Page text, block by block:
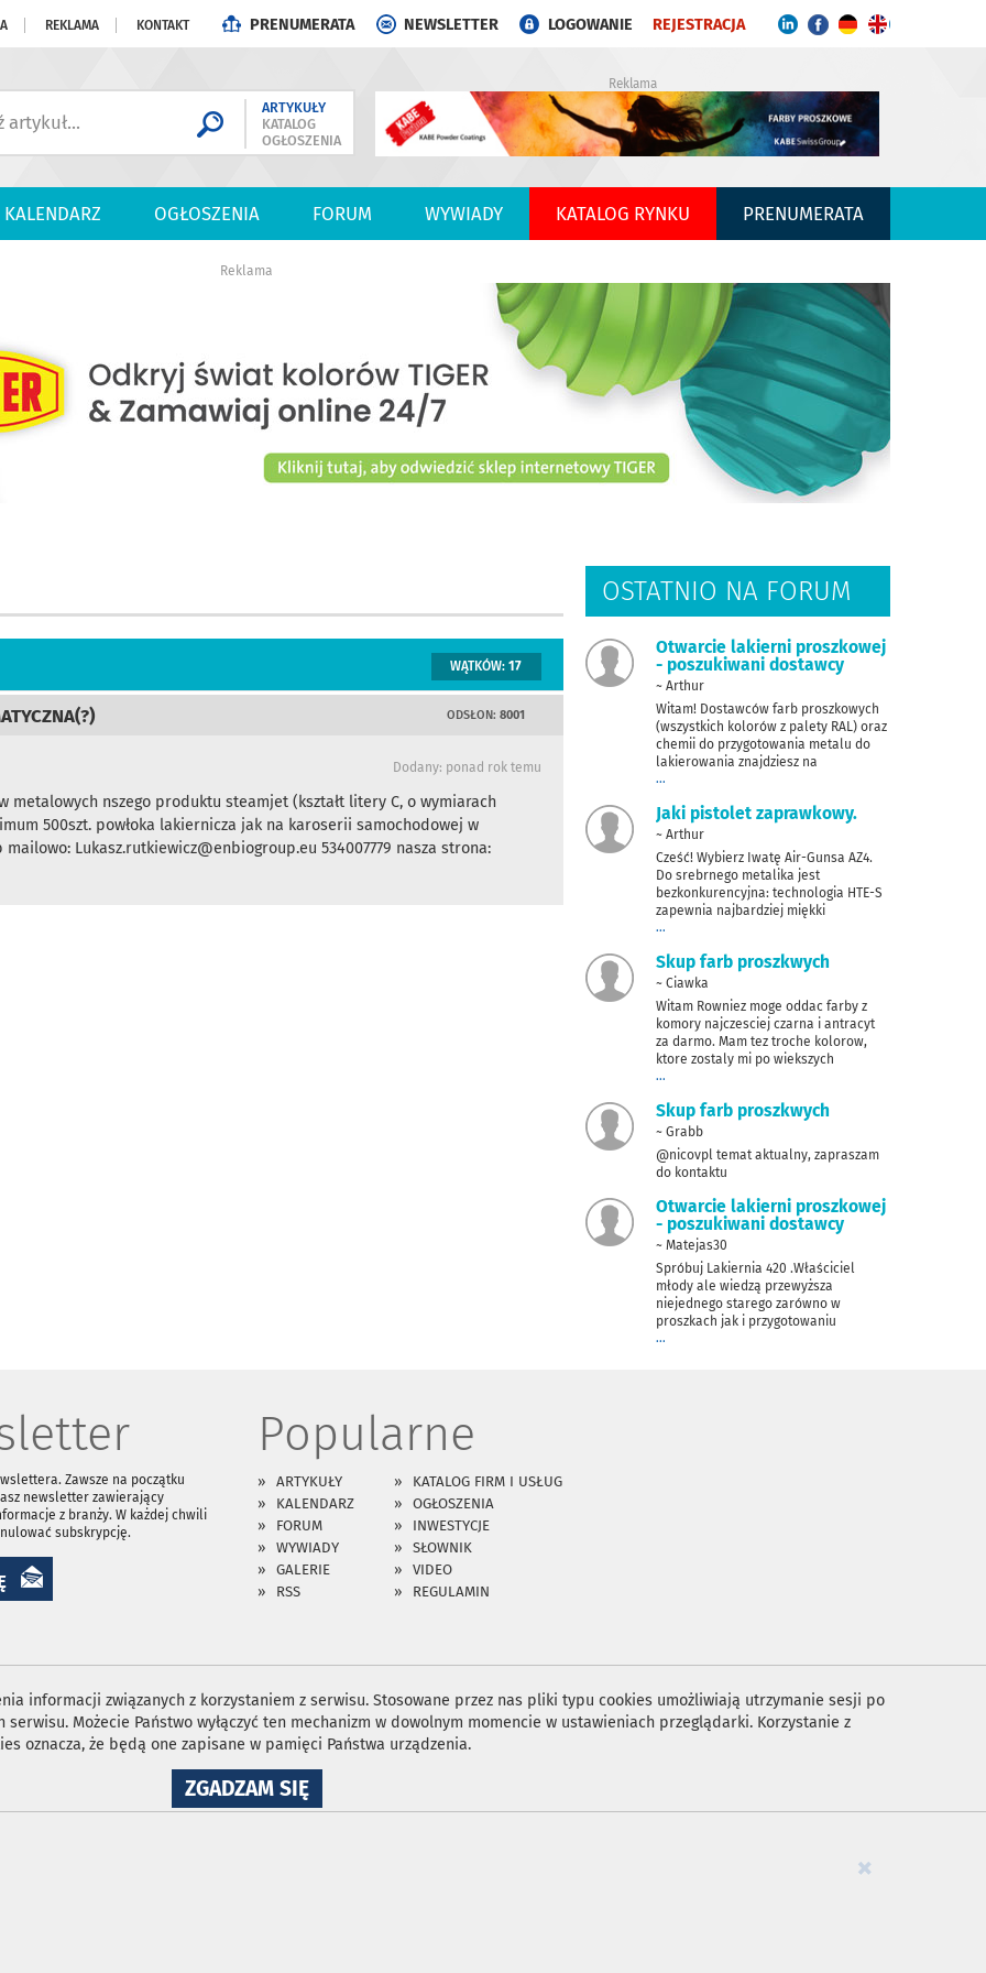
REKLAMA KONTAKT PRENUMERATA NEWSLETTER LOGOWANIE REJESTRACJA
ARTYKUŁY
KATALOG
OGŁOSZENIA
Reklama
KALENDARZ OGŁOSZENIA FORUM WYWIADY KATALOG RYNKU PRENUMERATA
Reklama
WĄTKÓW: 17
ODSŁON: 8001
Dodany: ponad rok temu
nszego produktu steamjet (kształt litery C, o wymiarach
500szt. powłoka lakiernicza jak na karoserii samochodowej w
Lukasz.rutkiewicz@enbiogroup.eu 534007779 nasza strona:
OSTATNIO NA FORUM
Otwarcie lakierni proszkowej
- poszukiwani dostawcy
~ Arthur
Witam! Dostawców farb proszkowych
(wszystkich kolorów z palety RAL) oraz
chemii do przygotowania metalu do
lakierowania znajdziesz na
...
Jaki pistolet zaprawkowy.
~ Arthur
Cześć! Wybierz Iwatę Air-Gunsa AZ4.
Do srebrnego metalika jest
bezkonkurencyjna: technologia HTE-S
zapewnia najbardziej miękki
...
Skup farb proszkwych
~ Ciawka
Witam Rowniez moge oddac farby z
komory najczesciej czarna i antracyt
za darmo. Mam tez troche kolorow,
ktore zostaly mi po wiekszych
...
Skup farb proszkwych
~ Grabb
@nicovpl temat aktualny, zapraszam
do kontaktu
Otwarcie lakierni proszkowej
- poszukiwani dostawcy
~ Matejas30
Spróbuj Lakiernia 420 .Właściciel
młody ale wiedzą przewyższa
niejednego starego zarówno w
proszkach jak i przygotowaniu
...
Zawsze na początku
newsletter zawierający
z branży. W każdej chwili
subskrypcję.
Popularne
ARTYKUŁY
KATALOG FIRM I USŁUG
KALENDARZ
OGŁOSZENIA
FORUM
INWESTYCJE
WYWIADY
SŁOWNIK
GALERIE
VIDEO
RSS
REGULAMIN
informacji związanych z korzystaniem z serwisu. Stosowane przez nas pliki typu cookies umożliwiają utrzymanie sesji po
Możecie Państwo wyłączyć ten mechanizm w dowolnym momencie w ustawieniach przeglądarki. Korzystanie z
oznacza, że będą one zapisane w pamięci Państwa urządzenia.
ZGADZAM SIĘNA
WYKORZYSTANIE
×